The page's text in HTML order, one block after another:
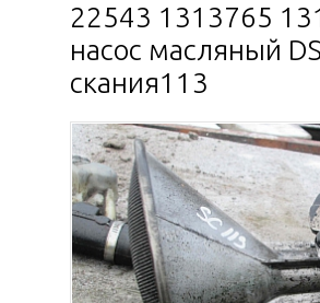
22543 1313765
насос масляный
скания113